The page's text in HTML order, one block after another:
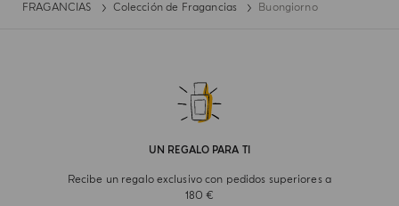
FRAGANCIAS Colección de Fragancias Buongiorno
UN REGALO PARA TI
Recibe un regalo exclusivo con pedidos superiores a
180 €